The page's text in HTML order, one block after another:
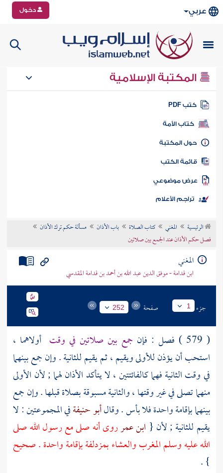
عربي دخول
المكتبة الإسلامية
كتب PDF
كتاب الأمة
المكتبة
الكتب
موضوعي
تراجم الأعلام
الرئيسية المغني كتاب الصلاة باب الأذان
مسألة حكم ترك الأذان
فصل حكم الأذان عند الجمع بين صلاتين
المغني
ابن قدامة - موفق الدين عبد الله بن أحمد بن قدامة المقدسي
جزء 1 صفحة 252
( 579 ) فصل : فإن جمع بين صلاتين في وقت أولاهما ،
استحب أن يؤذن للأولى ويقيم ، ثم يقيم للثانية . وإن جمع بينهما
في وقت الثانية فهما كالفائتتين ، لا يتأكد الأذان لهما ; لأن الأولى
منهما تصلى في غير وقتها ، والثانية مسبوقة بصلاة قبلها . وإن جمع
بينهما بإقامة واحدة فلا بأس . وقالأبو حنيفةفي المجموعتين : لا
يقيم للثانية ; لأن { ابن عمرروى أنه صلى مع رسول الله صلى
الله عليه وسلم المغرب والعشاءبمزدلفةبإقامة واحدة . صحيح
} .